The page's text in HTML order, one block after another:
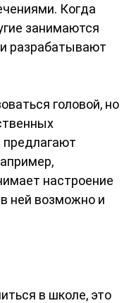
Когда
занимаются
разрабатывают
головой, но
предлагают
настроение
ней возможно и
в школе, это